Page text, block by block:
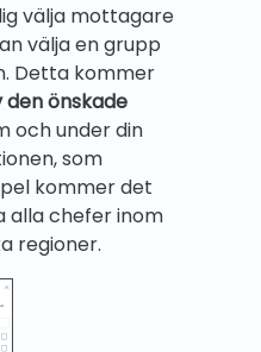
välja mottagare
välja en grupp
Detta kommer
önskade
och under din
som
kommer det
alla chefer inom
regioner.